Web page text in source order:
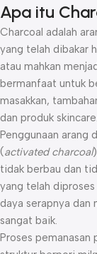
Apa itu
Charcoal adalah
yang telah dibakar
atau mahkan
bermanfaat untuk
masakkan,
dan produk skincare.
Penggunaan arang
(activated charcoal
tidak berbau dan
yang telah
daya serapnya dan
sangat baik.
Proses pemanasan